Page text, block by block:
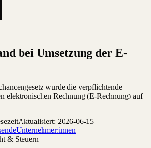
bei Umsetzung der E-
wurde die verpflichtende
elektronischen Rechnung (E-Rechnung) auf
Aktualisiert: 2026-06-15
Unternehmer:innen
& Steuern